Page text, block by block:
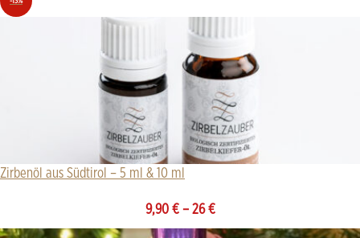
Zirbenöl aus Südtirol – 5 ml & 10 ml
9,90 €– 26€